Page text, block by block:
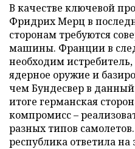
В качестве ключевой
Фридрих Мерц в
сторонам требуются
машины. Франции в
необходим
ядерное оружие и
чем Бундесвер в
итоге германская
компромисс –
разных типов
республика ответила на